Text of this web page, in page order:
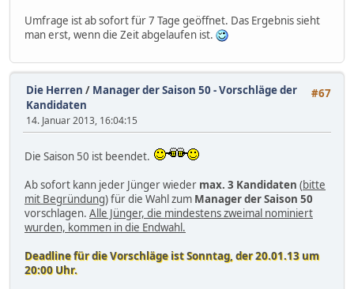
Umfrage ist ab sofort für 7 Tage geöffnet. Das Ergebnis sieht
man erst, wenn die Zeit abgelaufen ist.
#67
Die Herren / Manager der Saison 50 - Vorschläge der
Kandidaten
14. Januar 2013, 16:04:15
Die Saison 50 ist beendet.
Ab sofort kann jeder Jünger wieder max. 3 Kandidaten (bitte
mit Begründung) für die Wahl zum Manager der Saison 50
vorschlagen. Alle Jünger, die mindestens zweimal nominiert
wurden, kommen in die Endwahl.
Deadline für die Vorschläge ist Sonntag, der 20.01.13 um
20:00 Uhr.